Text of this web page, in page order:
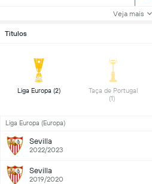
Veja mais
Titulos
Liga Europa (2)
Taça de Portugal
Liga Europa (Europa)
Sevilla
2022/2023
Sevilla
2019/2020